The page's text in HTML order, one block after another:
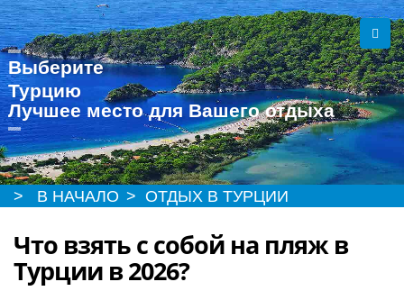
Выберите
Турцию
Лучшее место для Вашего отдыха
> В НАЧАЛО > ОТДЫХ В ТУРЦИИ
Что взять с собой на пляж в
Турции в 2026?